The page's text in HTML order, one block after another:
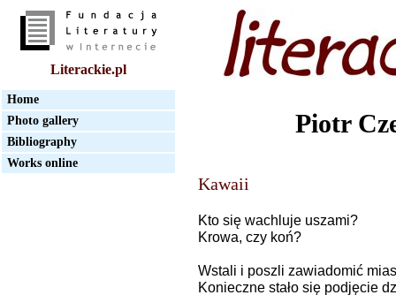
Literackie.pl
Home
Photo gallery
Bibliography
Works online
Piotr
Kawaii
Kto się wachluje uszami?
Krowa, czy koń?
Wstali i poszli zawiadomić
Konieczne stało się podjęcie